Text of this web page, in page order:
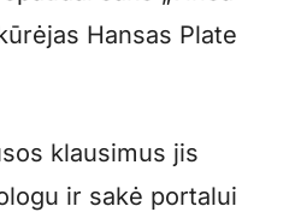
Hansas Plate
klausimus jis
ir sakė portalui